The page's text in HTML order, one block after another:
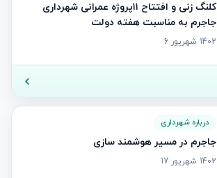
کلنگ زنی و افتتاح ۱۱پروژه عمرانی شهرداری
جاجرم به مناسبت هفته دولت
1402 شهریور 6
درباره شهرداری
جاجرم در مسیر هوشمند سازی
1402 شهریور 17